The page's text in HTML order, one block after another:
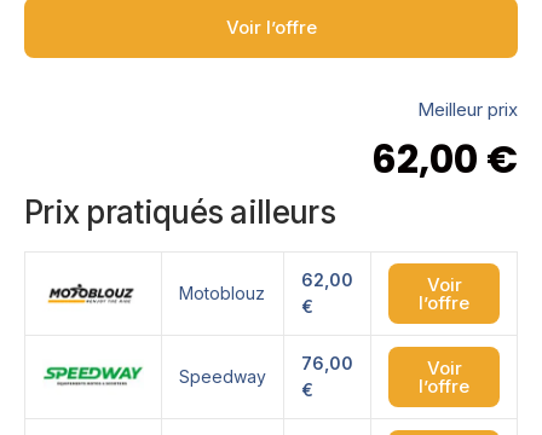
Voir l’offre
Meilleur prix
62,00 €
Prix pratiqués ailleurs
Motoblouz
62,00
€
Voir
l’offre
Speedway
76,00
€
Voir
l’offre